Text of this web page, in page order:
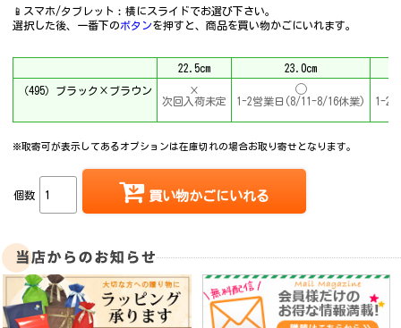
📱スマホ/タブレット︰横にスライドでお選び下さい。
選択した後、一番下のボタンを押すと、商品を買い物かごにいれます。
22.5cm 23.0cm
（495）ブラック×ブラウン
×
次回入荷未定
1-2営業日(8/11-8/16休業) 1-2
※取寄可が表示してあるオプションは在庫切れの場合お取り寄せとなります。
個数 買い物かごにいれる